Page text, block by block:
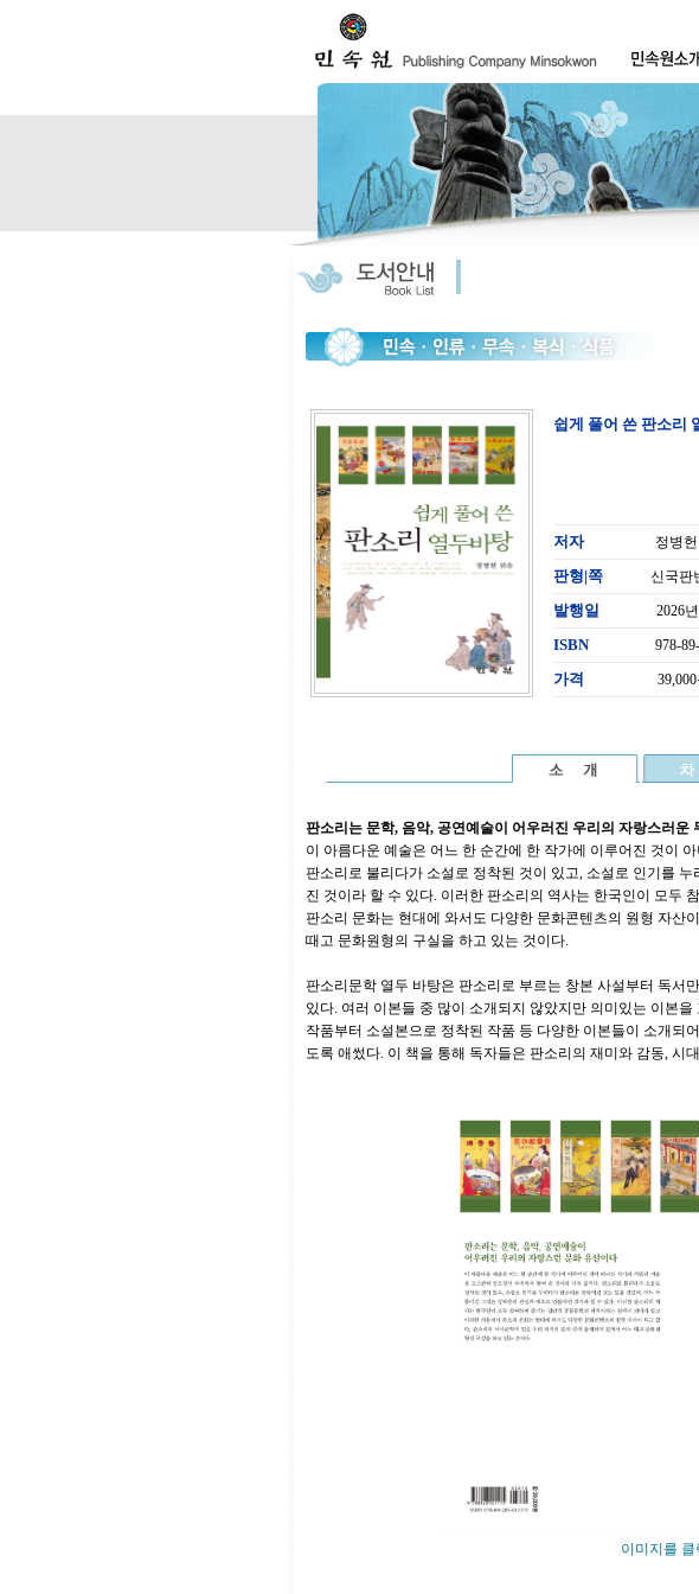
쉽게 풀어 쓴 판소리
저자 정병
판형|쪽 신국판
발행일 2026
ISBN 978-
가격 39,000
판소리는 문학, 음악, 공연예술이 어우러진 우리의 자랑스러운
이 아름다운 예술은 어느 한 순간에 한 작가에 이루어진 것이
판소리로 불리다가 소설로 정착된 것이 있고, 소설로 인기를
진 것이라 할 수 있다. 이러한 판소리의 역사는 한국인이 모두
판소리 문화는 현대에 와서도 다양한 문화콘텐츠의 원형 자산
때고 문화원형의 구실을 하고 있는 것이다.
판소리문학 열두 바탕은 판소리로 부르는 창본 사설부터 독서
있다. 여러 이본들 중 많이 소개되지 않았지만 의미있는 이본
작품부터 소설본으로 정착된 작품 등 다양한 이본들이 소개되
도록 애썼다. 이 책을 통해 독자들은 판소리의 재미와 감동, 시
이미지를